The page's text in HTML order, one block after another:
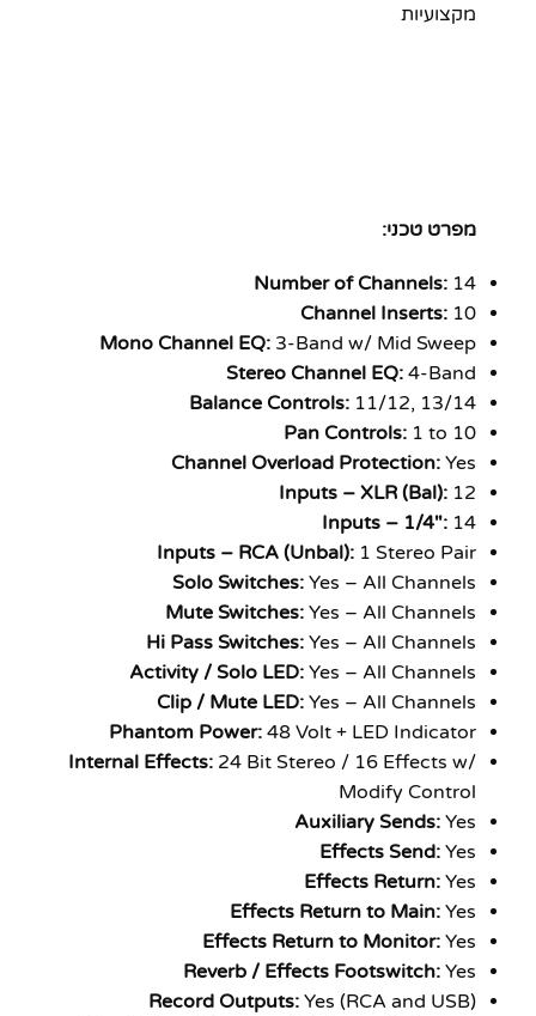
מקצועיות
מפרט טכני:
Number of Channels: 14
Channel Inserts: 10
Mono Channel EQ: 3-Band w/ Mid Sweep
Stereo Channel EQ: 4-Band
Balance Controls: 11/12, 13/14
Pan Controls: 1 to 10
Channel Overload Protection: Yes
Inputs – XLR (Bal): 12
Inputs – 1/4": 14
Inputs – RCA (Unbal): 1 Stereo Pair
Solo Switches: Yes – All Channels
Mute Switches: Yes – All Channels
Hi Pass Switches: Yes – All Channels
Activity / Solo LED: Yes – All Channels
Clip / Mute LED: Yes – All Channels
Phantom Power: 48 Volt + LED Indicator
Internal Effects: 24 Bit Stereo / 16 Effects w/
Modify Control
Auxiliary Sends: Yes
Effects Send: Yes
Effects Return: Yes
Effects Return to Main: Yes
Effects Return to Monitor: Yes
Reverb / Effects Footswitch: Yes
Record Outputs: Yes (RCA and USB)